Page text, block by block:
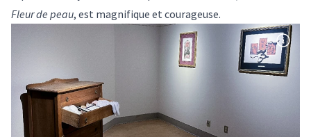
Fleur de peau, est magnifique et courageuse.